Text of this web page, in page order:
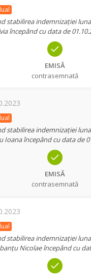
stabilirea indemnizației
începând cu data de
EMISĂ
contrasemnată
stabilirea indemnizației
Ioana începând cu data de
EMISĂ
contrasemnată
stabilirea indemnizației
Nicolae începând cu